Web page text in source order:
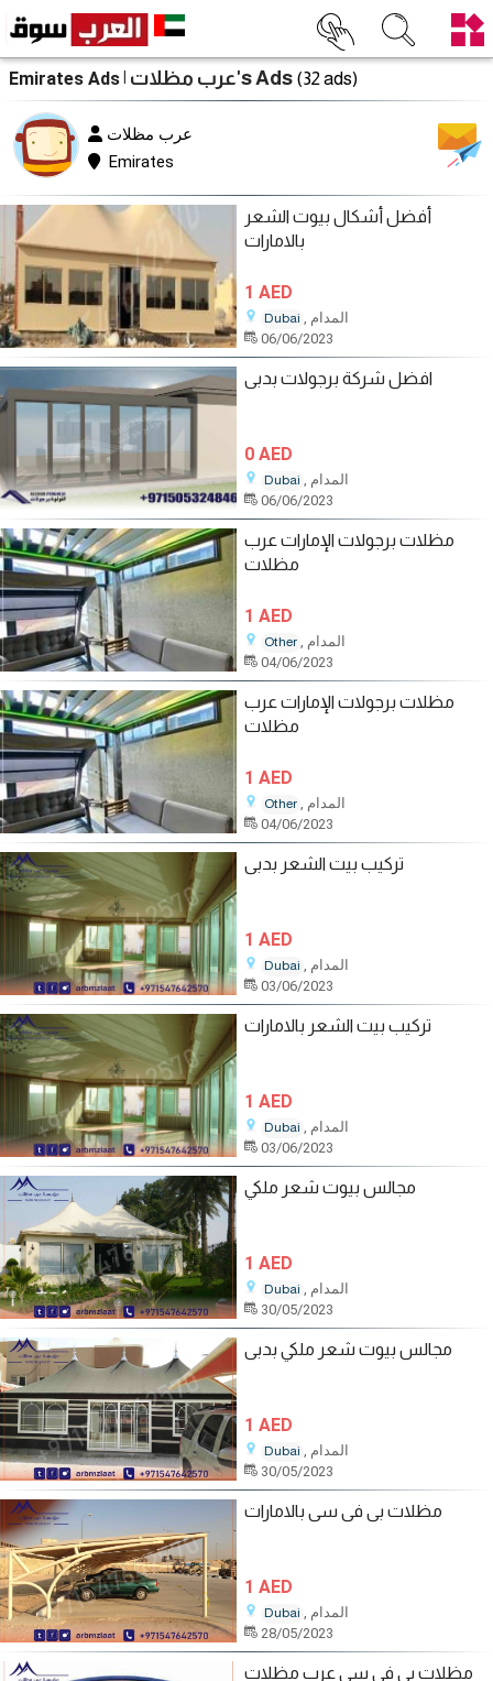
Emirates Ads | عرب مظلات's Ads (32 ads)
عرب مظلات
Emirates
أفضل أشكال بيوت الشعر
بالامارات
1 AED
Dubai
, المدام
06/06/2023
افضل شركة برجولات بدبى
0 AED
Dubai
, المدام
06/06/2023
مظلات برجولات الإمارات عرب
مظلات
1 AED
Other
, المدام
04/06/2023
مظلات برجولات الإمارات عرب
مظلات
1 AED
Other
, المدام
04/06/2023
تركيب بيت الشعر بدبى
1 AED
Dubai
, المدام
03/06/2023
تركيب بيت الشعر بالامارات
1 AED
Dubai
, المدام
03/06/2023
مجالس بيوت شعر ملكي
1 AED
Dubai
, المدام
30/05/2023
مجالس بيوت شعر ملكي بدبى
1 AED
Dubai
, المدام
30/05/2023
مظلات بى فى سى بالامارات
1 AED
Dubai
, المدام
28/05/2023
مظلات بى فى سى عرب مظلات